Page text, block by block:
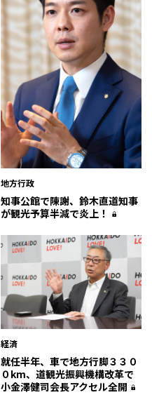
地方行政
知事公館で陳謝、鈴木直道知事
が観光予算半減で炎上！
経済
就任半年、車で地方行脚３３０
０km、道観光振興機構改革で
小金澤健司会長アクセル全開